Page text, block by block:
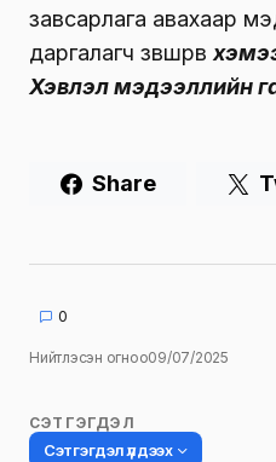
завсарлага авахаар
даргалагч зөвшөөрөв
Хэвлэл мэдээллийн
Share
0
Нийтлэсэн огноо09/07/2025
СЭТГЭГДЭЛ
Сэтгэгдэл үлдээх